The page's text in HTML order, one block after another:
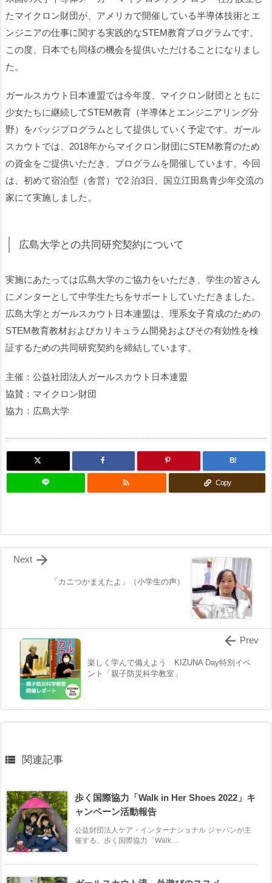
たマイクロン財団が、アメリカで開催している半導体技術とエ
ンジニアの仕事に関する実践的なSTEM教育プログラムです。
この度、日本でも同様の機会を提供いただけることになりまし
た。
ガールスカウト日本連盟では今年度、マイクロン財団とともに
少女たちに継続してSTEM教育（半導体とエンジニアリング分
野）をバッジプログラムとして提供していく予定です。ガール
スカウトでは、2018年からマイクロン財団にSTEM教育のため
の資金をご提供いただき、プログラムを開催しています。今回
は、初めて宿泊型（舎営）で2 泊3日、国立江田島青少年交流の
家にて実施しました。
広島大学との共同研究契約について
実施にあたっては広島大学のご協力をいただき、学生の皆さん
にメンターとして中学生たちをサポートしていただきました。
広島大学とガールスカウト日本連盟は、理系女子育成のための
STEM教育教材およびカリキュラム開発およびその有効性を検
証するための共同研究契約を締結しています。
主催：公益社団法人ガールスカウト日本連盟
協賛：マイクロン財団
協力：広島大学
B!
 Copy
「カニつかまえたよ」（小学生の声）

Next
楽しく学んで備えよう KIZUNA Day特別イベ
ント「親子防災科学教室」
 Prev
 関連記事
歩く国際協力「Walk in Her Shoes 2022」キ
ャンペーン活動報告
公益財団法人ケア・インターナショナル ジャパンが主
催する、歩く国際協力「Walk ...